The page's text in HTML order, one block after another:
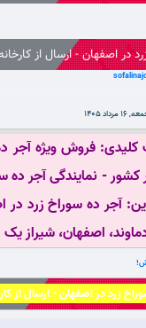
در اصفهان - ارسال از
16 مرداد 1405
کلیدی: فروش ویژه آجر
- نمایندگی آجر ده
آجر ده سوراخ زرد
اصفهان، شیراز
زرد در اصفهان - ارسال از کارخانه به